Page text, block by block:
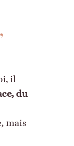
il
du
mais